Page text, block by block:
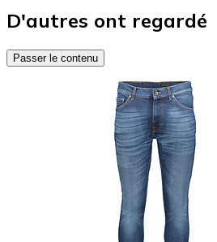
D'autres ont regardé
Passer le contenu